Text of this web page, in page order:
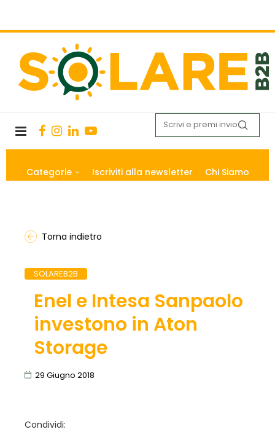
Categorie Iscriviti alla newsletter Chi Siamo
Torna indietro
SOLAREB2B
Enel e Intesa Sanpaolo
investono in Aton
Storage
29 Giugno 2018
Condividi: